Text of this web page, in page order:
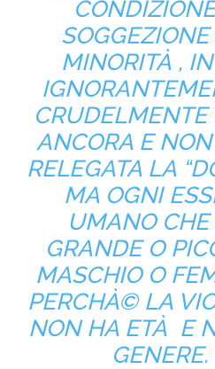
SOGGEZIONE
MINORITÀ ,
CRUDELMENTE
ANCORA E NON
RELEGATA LA
MA OGNI
UMANO CHE
GRANDE O
MASCHIO O
PERCHÀ© LA
NON HA ETÀ E
GENERE.